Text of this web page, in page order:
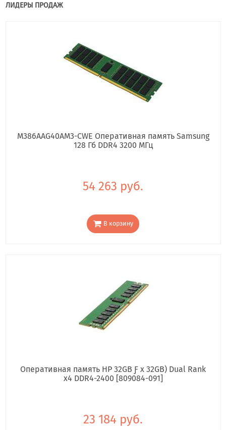
ЛИДЕРЫ ПРОДАЖ
M386AAG40AM3-CWE Оперативная память Samsung
128 Гб DDR4 3200 МГц
54 263 руб.
В корзину
Оперативная память HP 32GB Ƒ x 32GB) Dual Rank
x4 DDR4-2400 [809084-091]
23 184 руб.